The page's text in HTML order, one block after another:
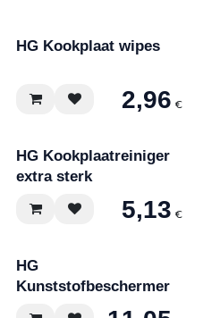
HG Kookplaat wipes
2,96 €
HG Kookplaatreiniger
extra sterk
5,13 €
HG
Kunststofbeschermer